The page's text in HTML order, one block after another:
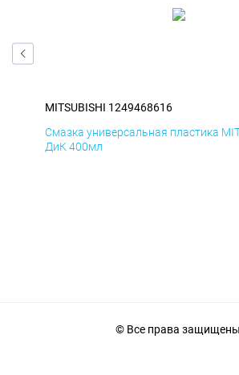
MITSUBISHI 1249468616
Смазка универсальная пластика
ДиК 400мл
© Все права